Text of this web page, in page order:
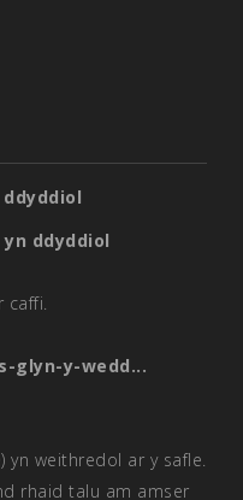
ddyddiol
caffi.
glyn-y-wedd...
yn weithredol ar y safle.
rhaid talu am amser